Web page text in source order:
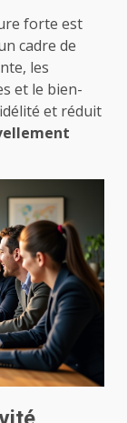
forte est
cadre de
les
et le bien-
et réduit